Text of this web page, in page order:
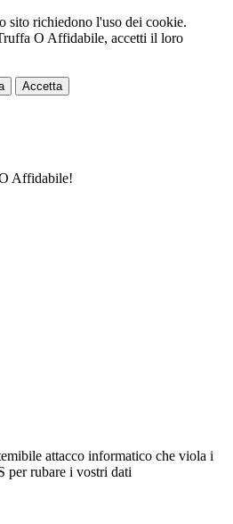
sito richiedono l'uso dei cookie.
O Affidabile, accetti il loro
Accetta
Affidabile!
attacco informatico che viola i
per rubare i vostri dati